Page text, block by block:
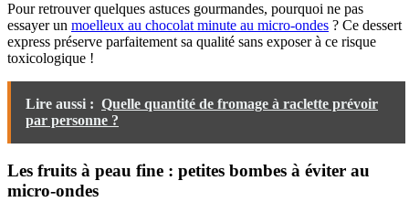
Pour retrouver quelques astuces gourmandes, pourquoi ne pas
essayer un moelleux au chocolat minute au micro-ondes ? Ce dessert
express préserve parfaitement sa qualité sans exposer à ce risque
toxicologique !
Lire aussi : Quelle quantité de fromage à raclette prévoir
par personne ?
Les fruits à peau fine : petites bombes à éviter au
micro-ondes